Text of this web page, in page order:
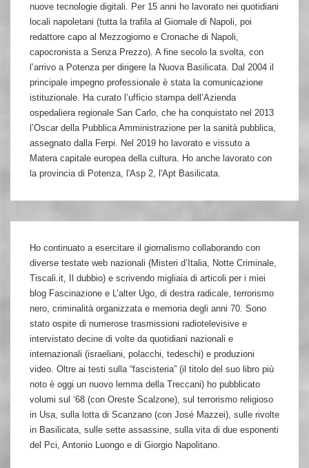
nuove tecnologie digitali. Per 15 anni ho lavorato nei quotidiani
locali napoletani (tutta la trafila al Giornale di Napoli, poi
redattore capo al Mezzogiorno e Cronache di Napoli,
capocronista a Senza Prezzo). A fine secolo la svolta, con
l’arrivo a Potenza per dirigere la Nuova Basilicata. Dal 2004 il
principale impegno professionale è stata la comunicazione
istituzionale. Ha curato l’ufficio stampa dell’Azienda
ospedaliera regionale San Carlo, che ha conquistato nel 2013
l’Oscar della Pubblica Amministrazione per la sanità pubblica,
assegnato dalla Ferpi. Nel 2019 ho lavorato e vissuto a
Matera capitale europea della cultura. Ho anche lavorato con
la provincia di Potenza, l'Asp 2, l'Apt Basilicata.
Ho continuato a esercitare il giornalismo collaborando con
diverse testate web nazionali (Misteri d’Italia, Notte Criminale,
Tiscali.it, Il dubbio) e scrivendo migliaia di articoli per i miei
blog Fascinazione e L’alter Ugo, di destra radicale, terrorismo
nero, criminalità organizzata e memoria degli anni 70. Sono
stato ospite di numerose trasmissioni radiotelevisive e
intervistato decine di volte da quotidiani nazionali e
internazionali (israeliani, polacchi, tedeschi) e produzioni
video. Oltre ai testi sulla “fascisteria” (il titolo del suo libro più
noto è oggi un nuovo lemma della Treccani) ho pubblicato
volumi sul ‘68 (con Oreste Scalzone), sul terrorismo religioso
in Usa, sulla lotta di Scanzano (con José Mazzei), sulle rivolte
in Basilicata, sulle sette assassine, sulla vita di due esponenti
del Pci, Antonio Luongo e di Giorgio Napolitano.